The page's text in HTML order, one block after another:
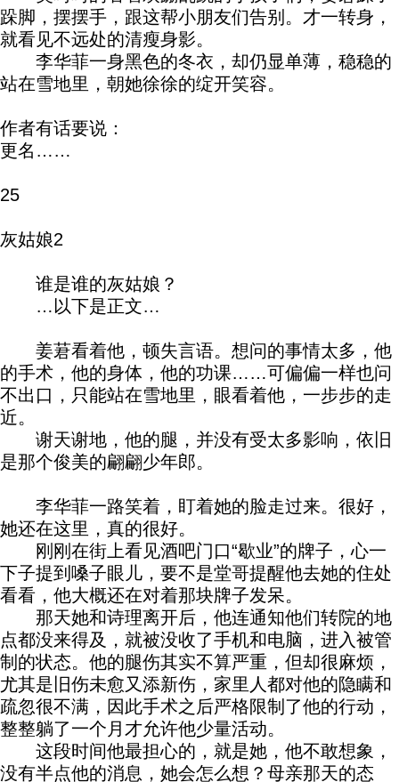
跺脚，摆摆手，跟这帮小朋友们告别。才一转身，
就看见不远处的清瘦身影。
李华菲一身黑色的冬衣，却仍显单薄，稳稳的
站在雪地里，朝她徐徐的绽开笑容。
作者有话要说：
更名……
25
灰姑娘2
谁是谁的灰姑娘？
…以下是正文…
姜莙看着他，顿失言语。想问的事情太多，他
的手术，他的身体，他的功课……可偏偏一样也问
不出口，只能站在雪地里，眼看着他，一步步的走
近。
谢天谢地，他的腿，并没有受太多影响，依旧
是那个俊美的翩翩少年郎。
李华菲一路笑着，盯着她的脸走过来。很好，
她还在这里，真的很好。
刚刚在街上看见酒吧门口“歇业”的牌子，心一
下子提到嗓子眼儿，要不是堂哥提醒他去她的住处
看看，他大概还在对着那块牌子发呆。
那天她和诗理离开后，他连通知他们转院的地
点都没来得及，就被没收了手机和电脑，进入被管
制的状态。他的腿伤其实不算严重，但却很麻烦，
尤其是旧伤未愈又添新伤，家里人都对他的隐瞒和
疏忽很不满，因此手术之后严格限制了他的行动，
整整躺了一个月才允许他少量活动。
这段时间他最担心的，就是她，他不敢想象，
没有半点他的消息，她会怎么想？母亲那天的态